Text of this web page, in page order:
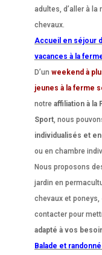
adultes, d’aller à la
chevaux.
Accueil en séjour
vacances à la
D’unweekend à
jeunes à la ferme
notre affiliation à la
Sport, nous
individualisés et
ou en chambre
Nous proposons
jardin en
chevaux et poneys,
contacter pour
adapté à vos
Balade et